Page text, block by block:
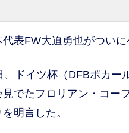
表FW大迫勇也がついに
ドイツ杯（DFBポカー
でたフロリアン・コー
明言した。